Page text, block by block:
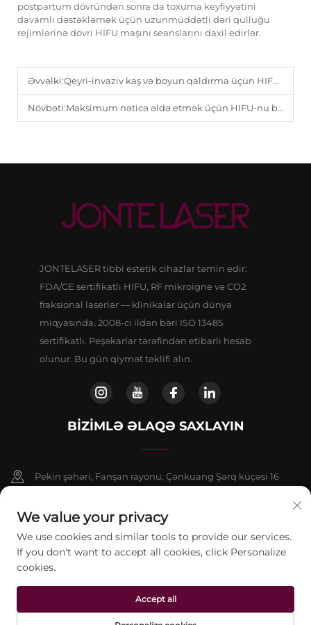
postpartum dövründən sonra da toxuma keyfiyyətini
davamlı dəstəkləmək üçün uzunmüddətli dəri qulluğu
rejimlərinə dövri HIFU maşını seanslarını daxil edirlər.
Əvvəlki:Qeyri-invaziv kaş və boyun qaldırma üçün HIFU müalicələrinin təhlükəsizlik profilı.
Növbəti:Maksimum nəticə əldə etmək üçün HIFU-nu başqa estetik prosedurlarla necə birləşdirmək olar.
JONTELASER tibbi estetik cihazlar təmin edir:
FDA/CE sertifikatlı HIFU, RF mikroigne və CO2
fraksional laserlər — klinikalar üçün dünya
miqyasında. 2008-ci ildən bəri ISO 13485
sertifikatlı. Peşəkarlar tərəfindən etibarlı hesab
olunur. Bu gün qiymət təklifi alın.
BIZIMLƏ ƏLAQƏ SAXLAYIN
Pekin şəhəri, Fanşan rayonu, Çənkuang Şərq küçəsi 16
+86-13911459627
[email protected]
© 2026 Pekin Jontelaser Texnologiya Şirkəti Məhdud Məsuliyyətli
Cəmiyyəti. Bütün hüquqlar qorunur. Gizlilik siyasəti
We value your privacy
We use cookies and similar tools to provide our services.
If you don't want to accept all cookies, click Personalize
cookies.
Accept all